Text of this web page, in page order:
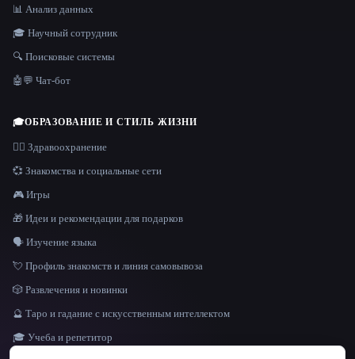
ЯЗЫК
📊 Анализ данных
🎓 Научный сотрудник
🔍 Поисковые системы
🤖💬 Чат-бот
🎓ОБРАЗОВАНИЕ И СТИЛЬ ЖИЗНИ
👩‍⚕️ Здравоохранение
💞 Знакомства и социальные сети
🎮 Игры
🎁 Идеи и рекомендации для подарков
🗣️ Изучение языка
💘 Профиль знакомств и линия самовывоза
🎲 Развлечения и новинки
🔮 Таро и гадание с искусственным интеллектом
🎓 Учеба и репетитор